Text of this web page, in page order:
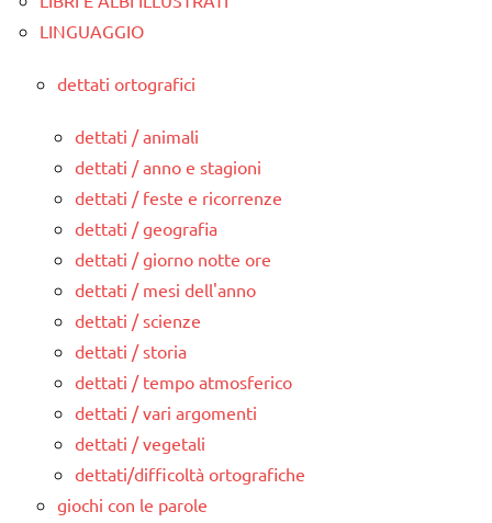
LINGUAGGIO
dettati ortografici
dettati / animali
dettati / anno e stagioni
dettati / feste e ricorrenze
dettati / geografia
dettati / giorno notte ore
dettati / mesi dell'anno
dettati / scienze
dettati / storia
dettati / tempo atmosferico
dettati / vari argomenti
dettati / vegetali
dettati/difficoltà ortografiche
giochi con le parole